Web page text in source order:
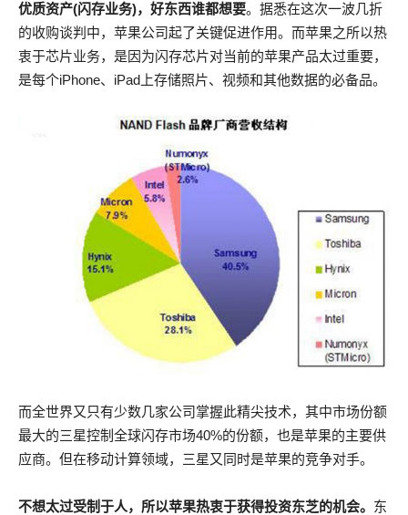
优质资产(闪存业务)，好东西谁都想要。据悉在这次一波几折
的收购谈判中，苹果公司起了关键促进作用。而苹果之所以热
衷于芯片业务，是因为闪存芯片对当前的苹果产品太过重要，
是每个iPhone、iPad上存储照片、视频和其他数据的必备品。
而全世界又只有少数几家公司掌握此精尖技术，其中市场份额
最大的三星控制全球闪存市场40%的份额，也是苹果的主要供
应商。但在移动计算领域，三星又同时是苹果的竞争对手。
不想太过受制于人，所以苹果热衷于获得投资东芝的机会。 东